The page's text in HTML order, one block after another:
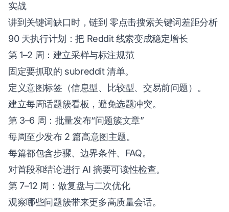
实战
讲到关键词缺口时，链到零点击搜索关键词差距分析
90 天执行计划：把 Reddit 线索变成稳定增长
第 1–2 周：建立采样与标注规范
固定要抓取的 subreddit 清单。
定义意图标签（信息型、比较型、交易前问题）。
建立每周话题簇看板，避免选题冲突。
第 3–6 周：批量发布“问题簇文章”
每周至少发布 2 篇高意图主题。
每篇都包含步骤、边界条件、FAQ。
对首段和结论进行 AI 摘要可读性检查。
第 7–12 周：做复盘与二次优化
观察哪些问题簇带来更多高质量会话。